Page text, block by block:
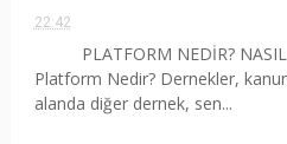
22:42
PLATFORM NEDİR?
Platform Nedir? Dernekler,
alanda diğer dernek, sen...